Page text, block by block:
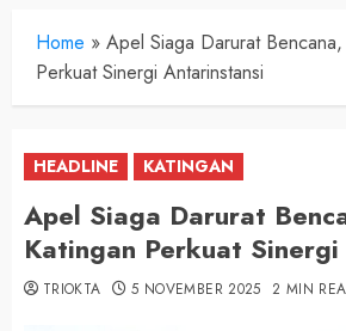
Home » Apel Siaga Darurat
Perkuat Sinergi Antarinstansi
HEADLINE KATINGAN
Apel Siaga Darurat
Katingan Perkuat
TRIOKTA 5 NOVEMBER 2025 2 MIN